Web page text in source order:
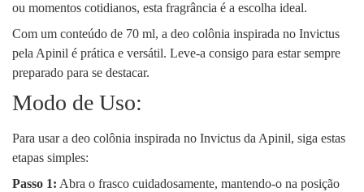
ou momentos cotidianos, esta fragrância é a escolha ideal.
Com um conteúdo de 70 ml, a deo colônia inspirada no Invictus
pela Apinil é prática e versátil. Leve-a consigo para estar sempre
preparado para se destacar.
Modo de Uso:
Para usar a deo colônia inspirada no Invictus da Apinil, siga estas
etapas simples:
Passo 1: Abra o frasco cuidadosamente, mantendo-o na posição